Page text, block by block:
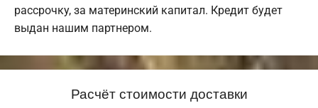
рассрочку, за материнский капитал. Кредит будет
выдан нашим партнером.
Расчёт стоимости доставки